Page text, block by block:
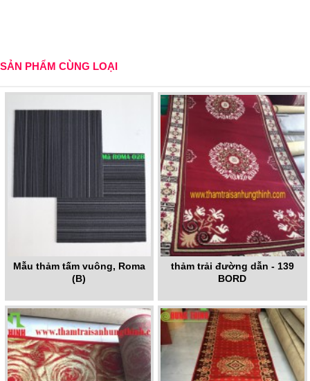
SẢN PHẨM CÙNG LOẠI
Mẫu thảm tấm vuông, Roma
(B)
thảm trải đường dẫn - 139
BORD